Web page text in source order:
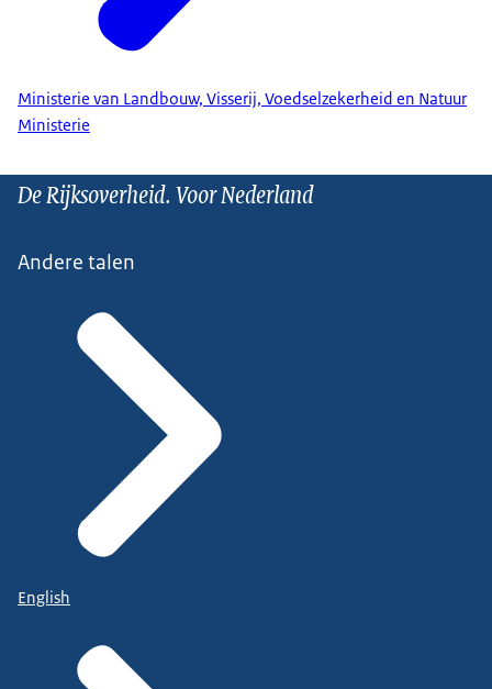
Ministerie van Landbouw, Visserij, Voedselzekerheid en Natuur
Ministerie
De Rijksoverheid. Voor Nederland
Andere talen
English